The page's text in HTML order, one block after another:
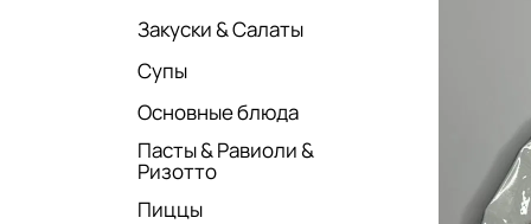
Закуски & Салаты
Супы
Основные блюда
Пасты & Равиоли &
Ризотто
Пиццы